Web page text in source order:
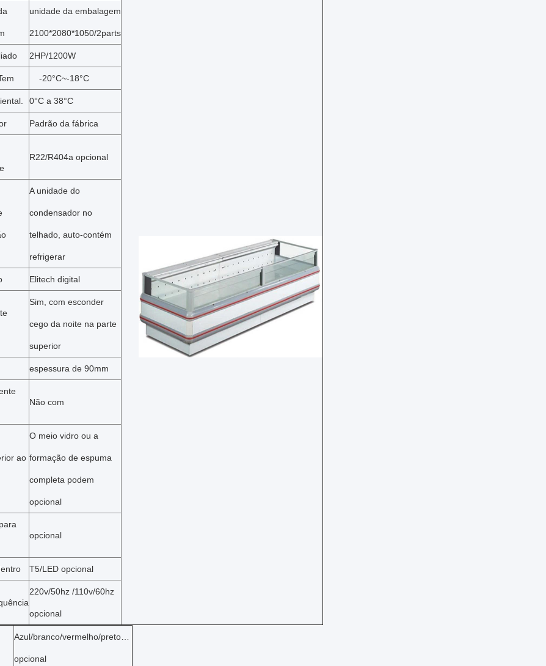
unidade da embalagem
2100*2080*1050/2parts
2HP/1200W
-20°C~-18°C
0°C a 38°C
Padrão da fábrica
R22/R404a opcional
A unidade do
condensador no
telhado, auto-contém
refrigerar
Elitech digital
Sim, com esconder
cego da noite na parte
superior
espessura de 90mm
Não com
ao
O meio vidro ou a
formação de espuma
completa podem
opcional
opcional
T5/LED opcional
220v/50hz /110v/60hz
opcional
Azul/branco/vermelho/preto…
opcional